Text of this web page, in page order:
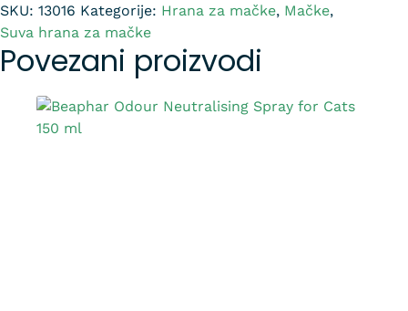
SKU: 13016 Kategorije: Hrana za mačke, Mačke,
Suva hrana za mačke
Povezani proizvodi